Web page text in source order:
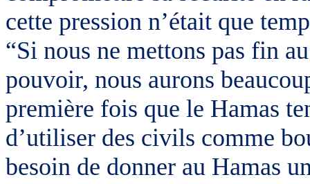
cette pression n’était que
“Si nous ne mettons pas fin
pouvoir, nous aurons
première fois que le Hamas
d’utiliser des civils comme
besoin de donner au Hamas